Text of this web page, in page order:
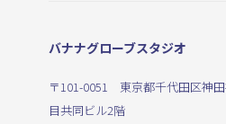
バナナグローブスタジオ
〒101-0051 東京都千代田区神
目共同ビル2階